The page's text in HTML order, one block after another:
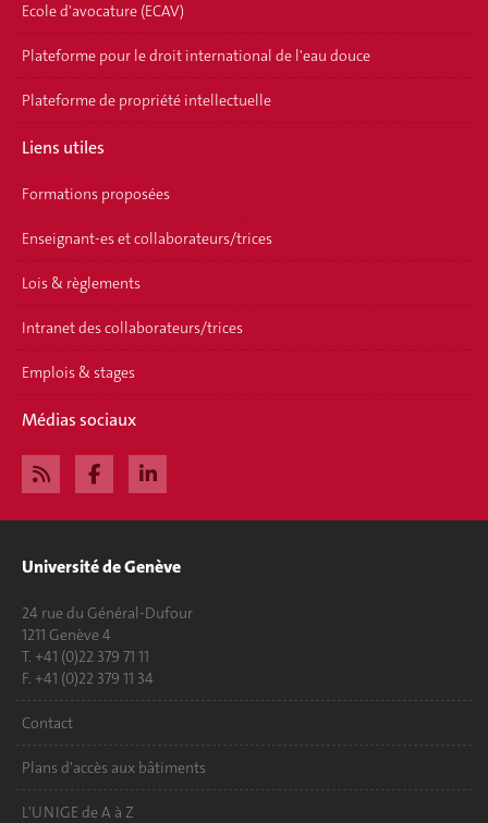
Ecole d'avocature (ECAV)
Plateforme pour le droit international de l'eau douce
Plateforme de propriété intellectuelle
Liens utiles
Formations proposées
Enseignant-es et collaborateurs/trices
Lois & règlements
Intranet des collaborateurs/trices
Emplois & stages
Médias sociaux
Université de Genève
24 rue du Général-Dufour
1211 Genève 4
T. +41 (0)22 379 71 11
F. +41 (0)22 379 11 34
Contact
Plans d'accès aux bâtiments
L'UNIGE de A à Z